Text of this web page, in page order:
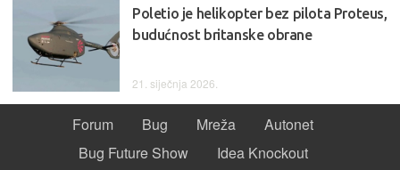
Poletio je helikopter bez pilota Proteus,
budućnost britanske obrane
21. siječnja 2026.
Forum Bug Mreža
Autonet
Bug Future Show
Idea Knockout